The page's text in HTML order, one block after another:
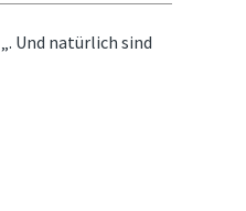
„. Und natürlich sind